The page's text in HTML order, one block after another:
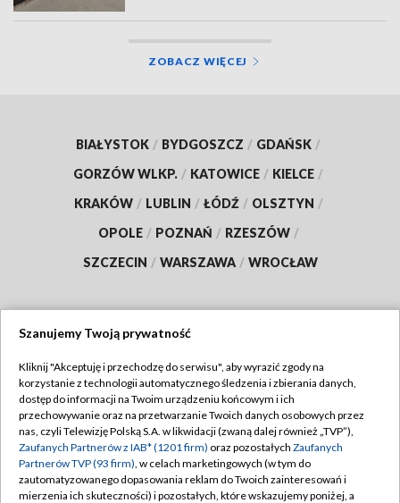
ZOBACZ WIĘCEJ
BIAŁYSTOK / BYDGOSZCZ / GDAŃSK /
GORZÓW WLKP. / KATOWICE / KIELCE /
KRAKÓW / LUBLIN / ŁÓDŹ / OLSZTYN /
OPOLE / POZNAŃ / RZESZÓW /
SZCZECIN / WARSZAWA / WROCŁAW
TVP
Abonament TVP
Emisja w TVP
Centrum informacji TVP
Regulamin TVP
Polityka prywatności
Moje zgody
Szanujemy Twoją prywatność
Kliknij "Akceptuję i przechodzę do serwisu", aby wyrazić zgody na
korzystanie z technologii automatycznego śledzenia i zbierania danych,
dostęp do informacji na Twoim urządzeniu końcowym i ich
przechowywanie oraz na przetwarzanie Twoich danych osobowych przez
nas, czyli Telewizję Polską S.A. w likwidacji (zwaną dalej również „TVP”),
Zaufanych Partnerów z IAB* (1201 firm) oraz pozostałych Zaufanych
Partnerów TVP (93 firm), w celach marketingowych (w tym do
zautomatyzowanego dopasowania reklam do Twoich zainteresowań i
mierzenia ich skuteczności) i pozostałych, które wskazujemy poniżej, a